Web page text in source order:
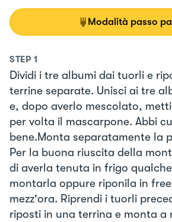
Modalità passo
STEP 1
Dividi i tre albumi dai tuorli e
terrine separate. Unisci ai tre
e, dopo averlo mescolato,
per volta il mascarpone. Abbi
bene.Monta separatamente la
Per la buona riuscita della
di averla tenuta in frigo
montarla oppure riponila in
mezz'ora. Riprendi i tuorli
riposti in una terrina e monta a